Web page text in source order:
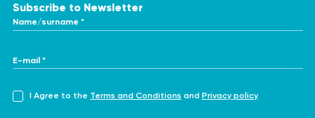
Subscribe to Newsletter
Name/surname *
E-mail *
I Agree to the Terms and Conditions and Privacy policy